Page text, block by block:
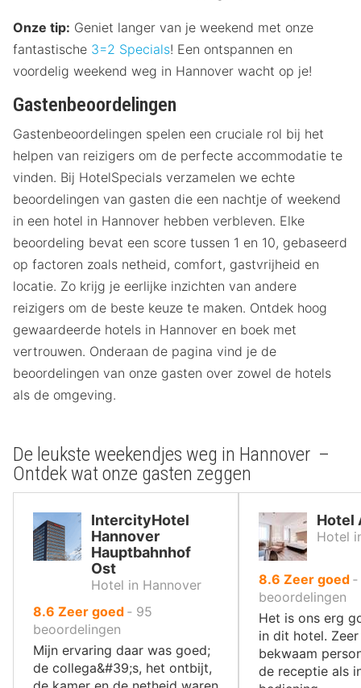
Onze tip: Geniet langer van je weekend met onze
fantastische 3=2 Specials! Een ontspannen en
voordelig weekend weg in Hannover wacht op je!
Gastenbeoordelingen
Gastenbeoordelingen spelen een cruciale rol bij het
helpen van reizigers om de perfecte accommodatie te
vinden. Bij HotelSpecials verzamelen we echte
beoordelingen van gasten die een nachtje of weekend
in een hotel in Hannover hebben verbleven. Elke
beoordeling bevat een score tussen 1 en 10, gebaseerd
op factoren zoals netheid, comfort, gastvrijheid en
locatie. Zo krijg je eerlijke inzichten van andere
reizigers om de beste keuze te maken. Ontdek hoog
gewaardeerde hotels in Hannover en boek met
vertrouwen. Onderaan de pagina vind je de
beoordelingen van onze gasten over zowel de hotels
als de omgeving.
De leukste weekendjes weg in Hannover –
Ontdek wat onze gasten zeggen
IntercityHotel
Hannover
Hauptbahnhof
Ost
Hotel in Hannover
8.6 uit
10
,
Zeer goed ‐ 95
beoordelingen
Mijn ervaring daar was goed;
de collega&#39;s, het ontbijt,
Hotel
Hotel
8.6 uit
10
Zeer goed ‐
beoordelingen
Het is ons erg
in dit hotel.
bekwaam
de receptie als